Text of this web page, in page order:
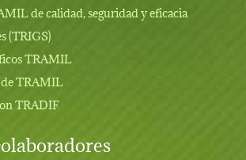
de calidad, seguridad y eficacia
(TRIGS)
TRAMIL
TRAMIL
TRADIF